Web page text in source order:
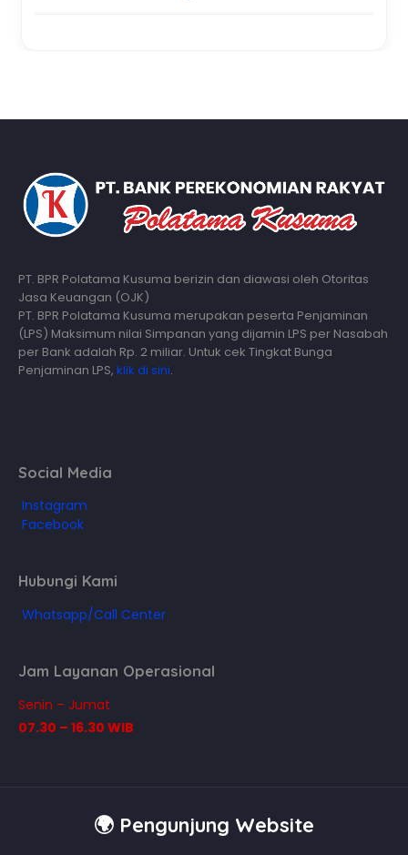
PT. BPR Polatama Kusuma berizin dan diawasi oleh Otoritas
Jasa Keuangan (OJK)
PT. BPR Polatama Kusuma merupakan peserta Penjaminan
(LPS) Maksimum nilai Simpanan yang dijamin LPS per Nasabah
per Bank adalah Rp. 2 miliar. Untuk cek Tingkat Bunga
Penjaminan LPS, klik di sini.
Social Media
Instagram
Facebook
Hubungi Kami
Whatsapp/Call Center
Jam Layanan Operasional
Senin – Jumat
07.30 – 16.30 WIB
🌍 Pengunjung Website